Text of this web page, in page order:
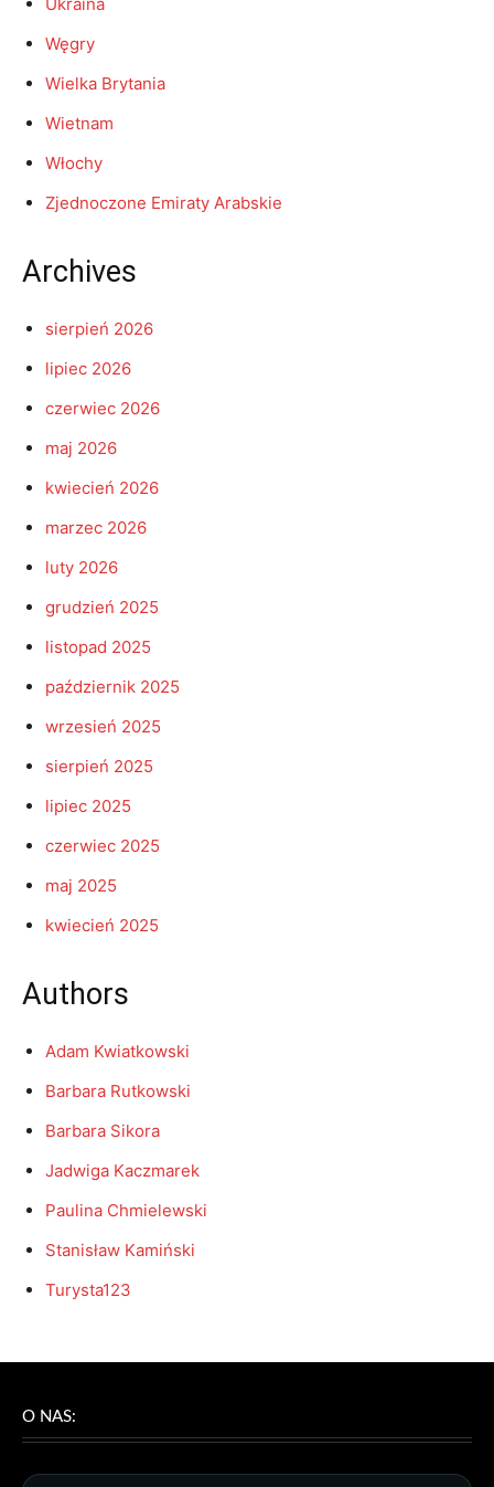
Węgry
Wielka Brytania
Wietnam
Włochy
Zjednoczone Emiraty Arabskie
Archives
sierpień 2026
lipiec 2026
czerwiec 2026
maj 2026
kwiecień 2026
marzec 2026
luty 2026
grudzień 2025
listopad 2025
październik 2025
wrzesień 2025
sierpień 2025
lipiec 2025
czerwiec 2025
maj 2025
kwiecień 2025
Authors
Adam Kwiatkowski
Barbara Rutkowski
Barbara Sikora
Jadwiga Kaczmarek
Paulina Chmielewski
Stanisław Kamiński
Turysta123
O NAS: